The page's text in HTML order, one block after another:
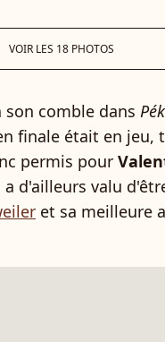
VOIR LES 18 PHOTOS
comble dans
finale était en jeu,
permis pour
a d'ailleurs valu
et sa meilleure